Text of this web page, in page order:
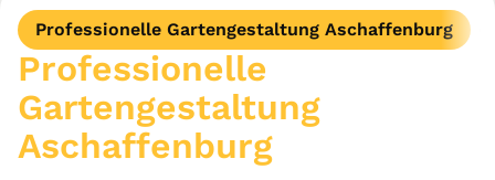
Professionelle Gartengestaltung Aschaffenburg
Professionelle
Gartengestaltung
Aschaffenburg